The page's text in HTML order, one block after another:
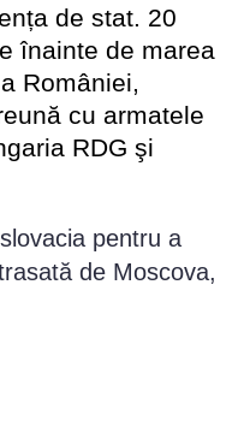
de stat. 20
înainte de marea
României,
cu armatele
RDG şi
pentru a
de Moscova,